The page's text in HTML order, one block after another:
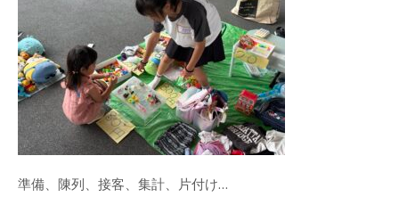
準備、陳列、接客、集計、片付け…